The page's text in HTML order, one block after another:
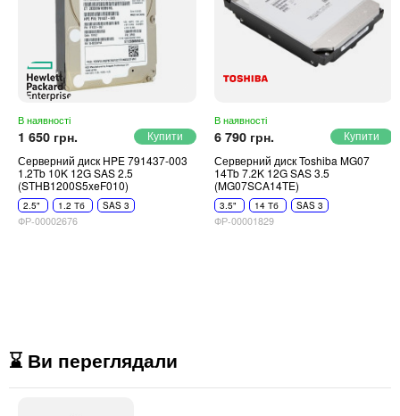
В наявності
1 650 грн.
Серверний диск HPE 791437-003
1.2Tb 10K 12G SAS 2.5
(STHB1200S5xeF010)
2.5" 1.2 Тб SAS 3
ФР-00002676
В наявності
6 790 грн.
Серверний диск Toshiba MG07
14Tb 7.2K 12G SAS 3.5
(MG07SCA14TE)
3.5" 14 Тб SAS 3
ФР-00001829
⌛ Ви переглядали